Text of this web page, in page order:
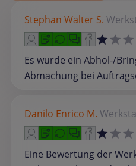
Stephan Walter S.
Es wurde ein Abhol-/
Abmachung bei
Danilo Enrico M.
Eine Bewertung der